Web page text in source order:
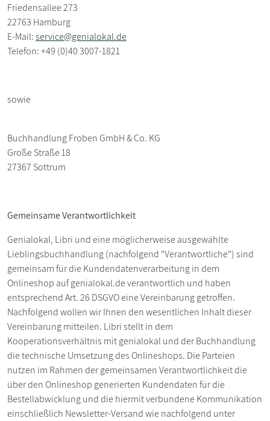
Friedensallee 273
22763 Hamburg
E-Mail:service@genialokal.de
Telefon: +49 (0)40 3007-1821
sowie
Buchhandlung Froben GmbH & Co. KG
Große Straße 18
27367 Sottrum
Gemeinsame Verantwortlichkeit
Genialokal, Libri und eine möglicherweise ausgewählte
Lieblingsbuchhandlung (nachfolgend "Verantwortliche") sind
gemeinsam für die Kundendatenverarbeitung in dem
Onlineshop auf genialokal.de verantwortlich und haben
entsprechend Art. 26 DSGVO eine Vereinbarung getroffen.
Nachfolgend wollen wir Ihnen den wesentlichen Inhalt dieser
Vereinbarung mitteilen. Libri stellt in dem
Kooperationsverhältnis mit genialokal und der Buchhandlung
die technische Umsetzung des Onlineshops. Die Parteien
nutzen im Rahmen der gemeinsamen Verantwortlichkeit die
über den Onlineshop generierten Kundendaten für die
Bestellabwicklung und die hiermit verbundene Kommunikation
einschließlich Newsletter-Versand wie nachfolgend unter